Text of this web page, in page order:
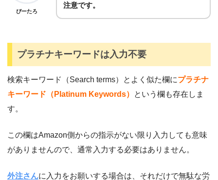
ぴーたろ
注意です。
プラチナキーワードは入力不要
検索キーワード（Search terms）とよく似た欄にプラチナ
キーワード（Platinum Keywords）
という欄も存在しま
す。
この欄はAmazon側からの指示がない限り入力しても意味
がありませんので、通常入力する必要はありません。
外注さんに入力をお願いする場合は、それだけで無駄な労